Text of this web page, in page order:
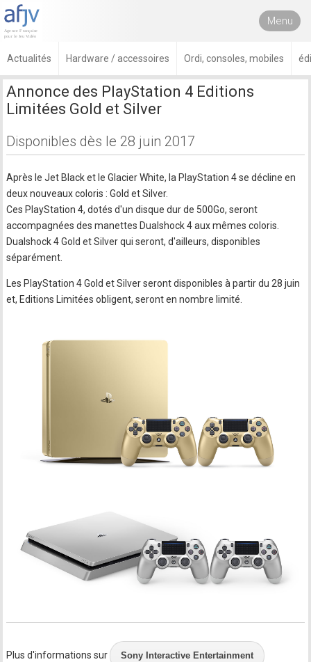
Menu
Actualités Hardware / accessoires Ordi, consoles, mobiles
Annonce des PlayStation 4 Editions
Limitées Gold et Silver
Disponibles dès le 28 juin 2017
Après le Jet Black et le Glacier White, la PlayStation 4 se décline en
deux nouveaux coloris : Gold et Silver.
Ces PlayStation 4, dotés d'un disque dur de 500Go, seront
accompagnées des manettes Dualshock 4 aux mêmes coloris.
Dualshock 4 Gold et Silver qui seront, d'ailleurs, disponibles
séparément.
Les PlayStation 4 Gold et Silver seront disponibles à partir du 28 juin
et, Editions Limitées obligent, seront en nombre limité.
Plus d'informations sur Sony Interactive Entertainment